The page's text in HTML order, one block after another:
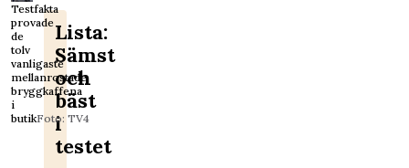
Testfakta
provade
de
tolv
vanligaste
mellanrostade
bryggkaffena
i
butikFoto: TV4
Lista:
Sämst
och
bäst
i
testet